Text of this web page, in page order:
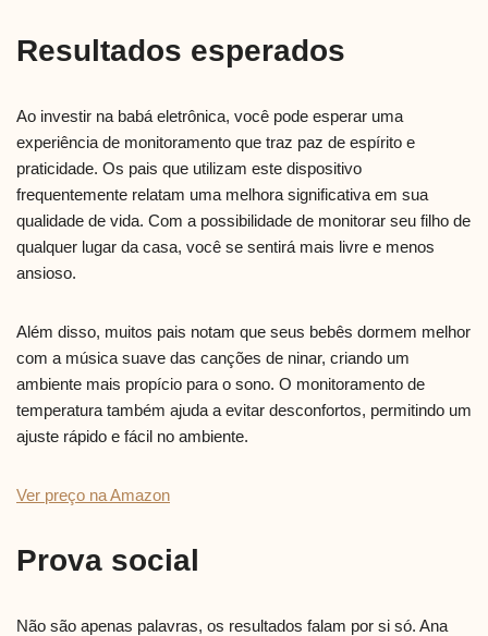
Resultados esperados
Ao investir na babá eletrônica, você pode esperar uma
experiência de monitoramento que traz paz de espírito e
praticidade. Os pais que utilizam este dispositivo
frequentemente relatam uma melhora significativa em sua
qualidade de vida. Com a possibilidade de monitorar seu filho de
qualquer lugar da casa, você se sentirá mais livre e menos
ansioso.
Além disso, muitos pais notam que seus bebês dormem melhor
com a música suave das canções de ninar, criando um
ambiente mais propício para o sono. O monitoramento de
temperatura também ajuda a evitar desconfortos, permitindo um
ajuste rápido e fácil no ambiente.
Ver preço na Amazon
Prova social
Não são apenas palavras, os resultados falam por si só. Ana